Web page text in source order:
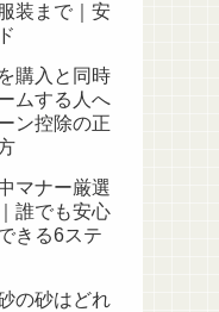
装まで｜安
購入と同時
ムする人へ
ン控除の正
マナー厳選
誰でも安心
きる6ステ
の砂はどれ